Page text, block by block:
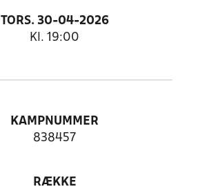
TORS. 30-04-2026
Kl. 19:00
KAMPNUMMER
838457
RÆKKE